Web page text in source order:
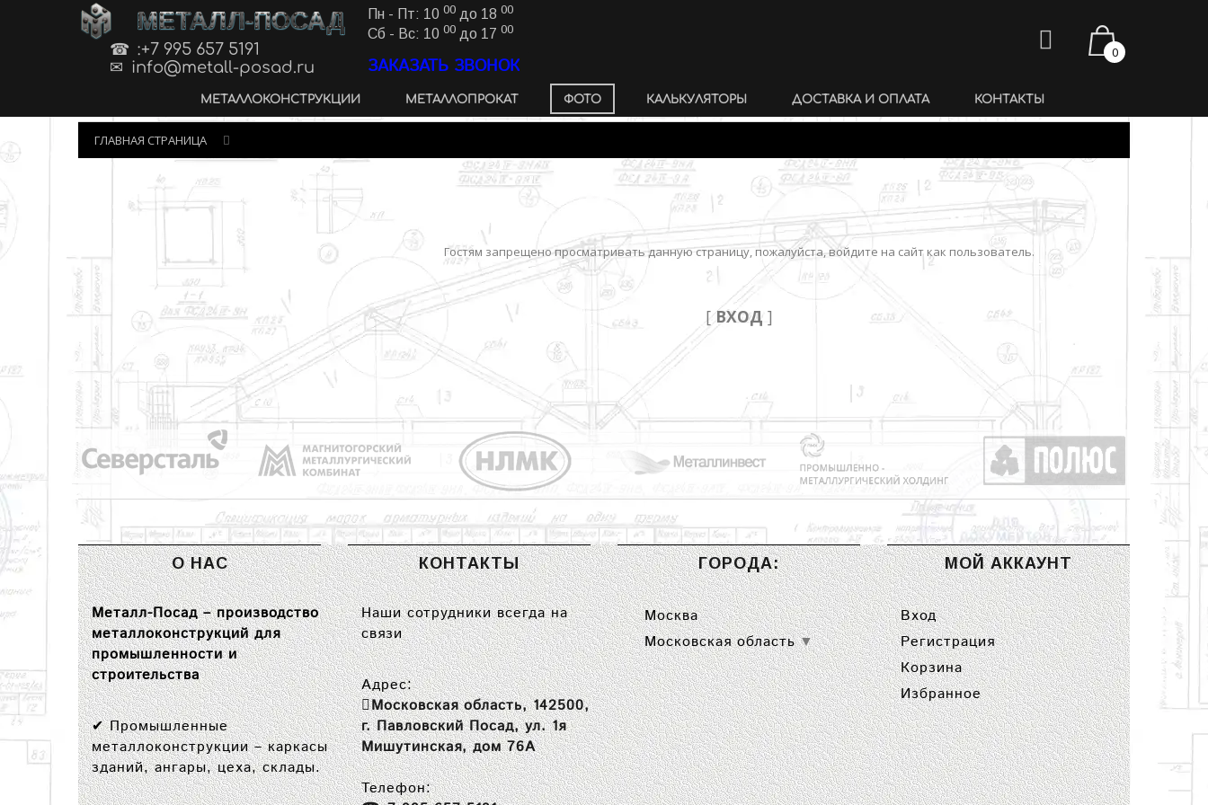
МЕТАЛЛ-ПОСАД
:+7 995 657 5191
info@metall-posad.ru
Пн - Пт: 10 00 до 18 00
Сб - Вс: 10 00 до 17 00
ЗАКАЗАТЬ ЗВОНОК
0
МЕТАЛЛОКОНСТРУКЦИИ МЕТАЛЛОПРОКАТ ФОТО КАЛЬКУЛЯТОРЫ ДОСТАВКА И ОПЛАТА КОНТАКТЫ
ГЛАВНАЯ СТРАНИЦА
Гостям запрещено просматривать данную страницу, пожалуйста, войдите на сайт как пользователь.
[ВХОД ]
О НАС
Металл-Посад – производство
металлоконструкций для
промышленности и
строительства
✔Промышленные
металлоконструкции– каркасы
зданий, ангары, цеха, склады.
КОНТАКТЫ
Наши сотрудники всегда на
связи
Адрес:
Московская область, 142500,
г. Павловский Посад, ул. 1я
Мишутинская, дом 76А
Телефон:
ГОРОДА:
Москва
Московская область ▼
МОЙ АККАУНТ
Вход
Регистрация
Корзина
Избранное